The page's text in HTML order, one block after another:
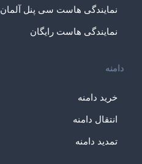
نمایندگی هاست سی پنل آلمان
نمایندگی هاست رایگان
دامنه
خرید دامنه
انتقال دامنه
تمدید دامنه